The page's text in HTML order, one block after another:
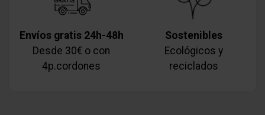
Envíos gratis 24h-48h
Desde 30€ o con
4p.cordones
Sostenibles
Ecológicos y
reciclados